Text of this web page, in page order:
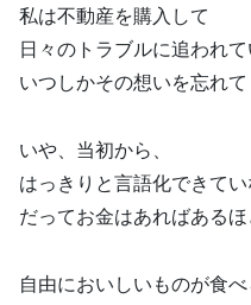
私は不動産を購入して
日々のトラブルに追われ
いつしかその想いを忘れて
いや、当初から、
はっきりと言語化できて
だってお金はあればある
自由においしいものが食べ